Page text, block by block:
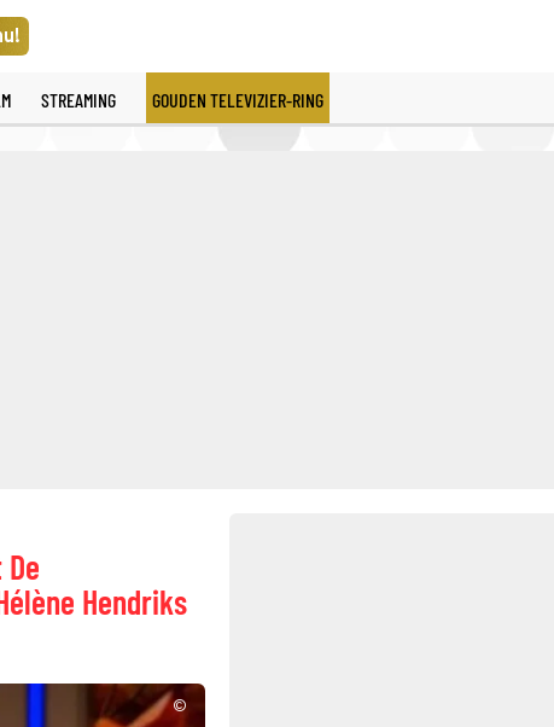
STREAMING GOUDEN TELEVIZIER-RING
Hendriks
©